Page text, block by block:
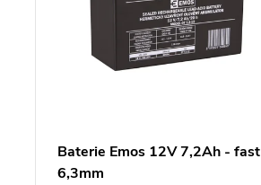
Baterie Emos 12V 7,2Ah - fast
6,3mm